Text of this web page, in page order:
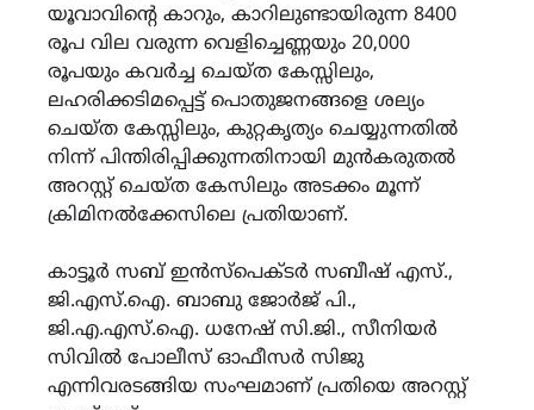
യൂവാവിന്റെ കാറും, കാറിലുണ്ടായിരുന്ന 8400
രൂപ വില വരുന്ന വെളിച്ചെണ്ണയും 20,000
രൂപയും കവർച്ച ചെയ്ത കേസ്സിലും,
ലഹരിക്കടിമപ്പെട്ട് പൊതുജനങ്ങളെ ശല്യം
ചെയ്ത കേസ്സിലും, കുറ്റകൃത്യം ചെയ്യുന്നതിൽ
നിന്ന് പിന്തിരിപ്പിക്കുന്നതിനായി മുൻകരുതൽ
അറസ്റ്റ് ചെയ്ത കേസിലും അടക്കം മൂന്ന്
ക്രിമിനൽക്കേസിലെ പ്രതിയാണ്.
കാട്ടൂർ സബ് ഇൻസ്പെക്ടർ സബീഷ് എസ്.,
ജി.എസ്.ഐ. ബാബു ജോർജ് പി.,
ജി.എ.എസ്.ഐ. ധനേഷ് സി.ജി., സീനിയർ
സിവിൽ പോലീസ് ഓഫീസർ സിജു
എന്നിവരടങ്ങിയ സംഘമാണ് പ്രതിയെ അറസ്റ്റ്